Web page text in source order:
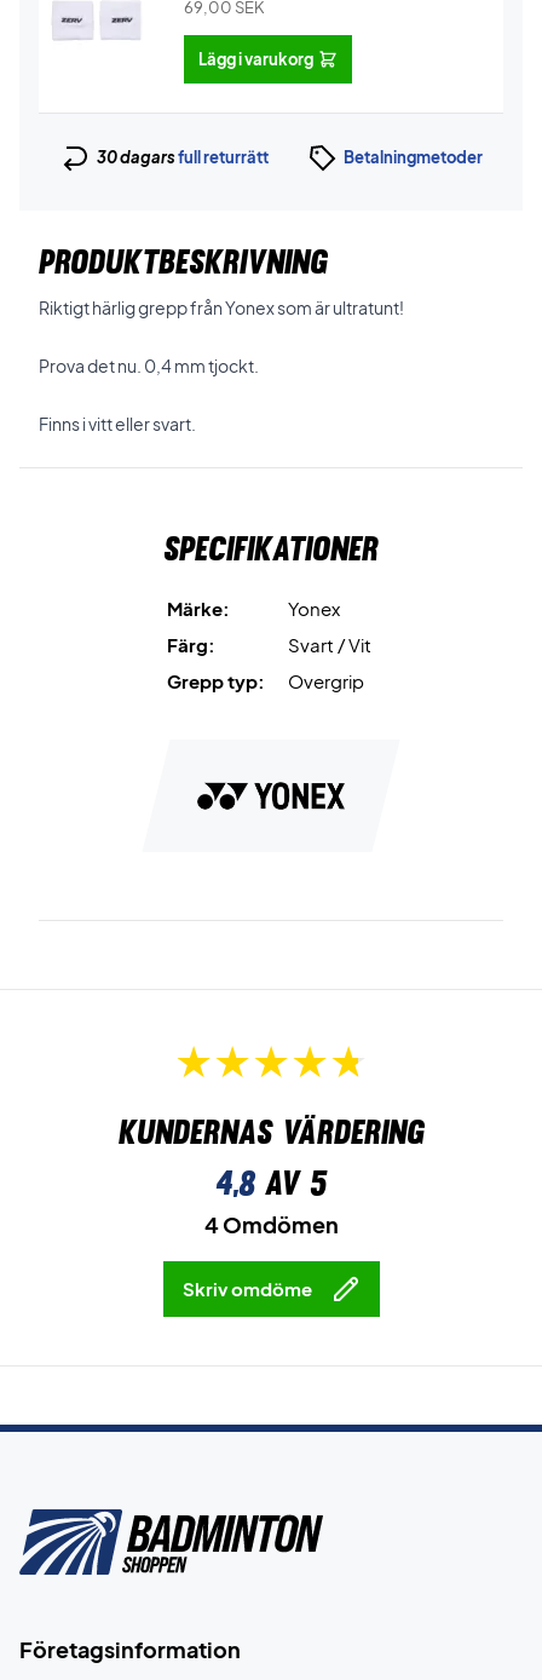
69,00 SEK
Lägg i varukorg
30 dagarsfull returrätt Betalningmetoder
PRODUKTBESKRIVNING
Riktigt härlig grepp från Yonex som är ultratunt!
Prova det nu. 0,4 mm tjockt.
Finns i vitt eller svart.
Specifikationer
Märke:
Yonex
Färg:
Svart / Vit
Grepp typ:
Overgrip
Kundernas värdering
4,8 av 5
4 Omdömen
Skriv omdöme
Företagsinformation